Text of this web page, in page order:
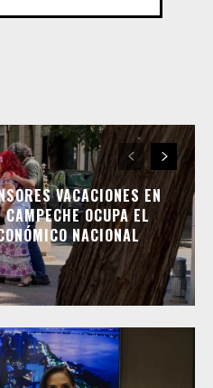
VACACIONES EN
OCUPA EL
NACIONAL